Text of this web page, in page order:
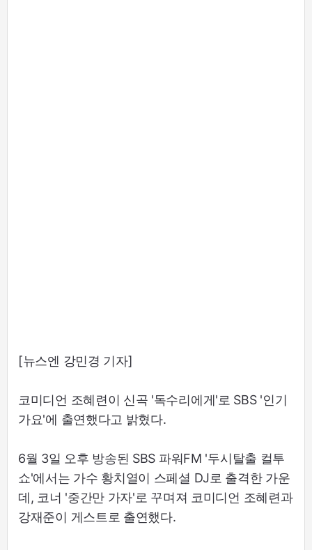
[뉴스엔 강민경 기자]
코미디언 조혜련이 신곡 '독수리에게'로 SBS '인기
가요'에 출연했다고 밝혔다.
6월 3일 오후 방송된 SBS 파워FM '두시탈출 컬투
쇼'에서는 가수 황치열이 스페셜 DJ로 출격한 가운
데, 코너 '중간만 가자'로 꾸며져 코미디언 조혜련과
강재준이 게스트로 출연했다.